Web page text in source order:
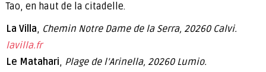
Tao, en haut de la citadelle.
La Villa, Chemin Notre Dame de la Serra, 20260 Calvi.
lavilla.fr
Le Matahari, Plage de l’Arinella, 20260 Lumio.